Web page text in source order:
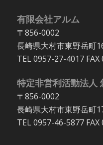
有限会社アルム
〒856-0002
長崎県大村市東野岳町
TEL 0957-27-4017
特定非営利活動法人
〒856-0002
長崎県大村市東野岳町
TEL 0957-46-5877